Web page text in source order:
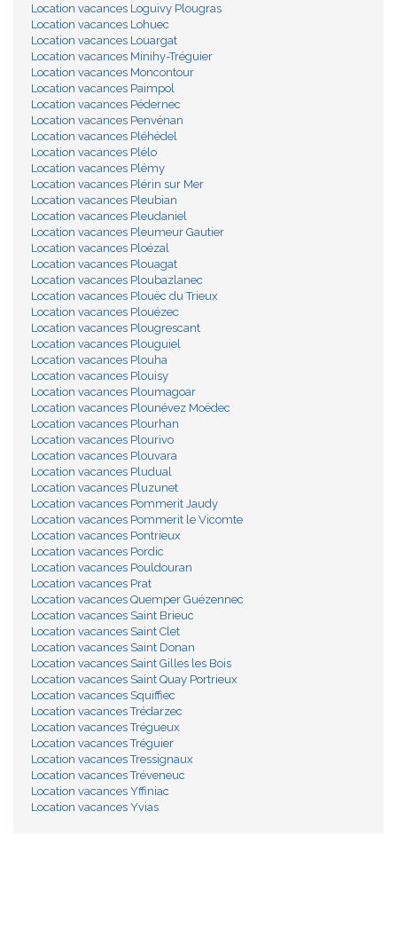
Location vacances Loguivy Plougras
Location vacances Lohuec
Location vacances Louargat
Location vacances Minihy-Tréguier
Location vacances Moncontour
Location vacances Paimpol
Location vacances Pédernec
Location vacances Penvénan
Location vacances Pléhédel
Location vacances Plélo
Location vacances Plémy
Location vacances Plérin sur Mer
Location vacances Pleubian
Location vacances Pleudaniel
Location vacances Pleumeur Gautier
Location vacances Ploézal
Location vacances Plouagat
Location vacances Ploubazlanec
Location vacances Plouëc du Trieux
Location vacances Plouézec
Location vacances Plougrescant
Location vacances Plouguiel
Location vacances Plouha
Location vacances Plouisy
Location vacances Ploumagoar
Location vacances Plounévez Moëdec
Location vacances Plourhan
Location vacances Plourivo
Location vacances Plouvara
Location vacances Pludual
Location vacances Pluzunet
Location vacances Pommerit Jaudy
Location vacances Pommerit le Vicomte
Location vacances Pontrieux
Location vacances Pordic
Location vacances Pouldouran
Location vacances Prat
Location vacances Quemper Guézennec
Location vacances Saint Brieuc
Location vacances Saint Clet
Location vacances Saint Donan
Location vacances Saint Gilles les Bois
Location vacances Saint Quay Portrieux
Location vacances Squiffiec
Location vacances Trédarzec
Location vacances Trégueux
Location vacances Tréguier
Location vacances Tressignaux
Location vacances Tréveneuc
Location vacances Yffiniac
Location vacances Yvias